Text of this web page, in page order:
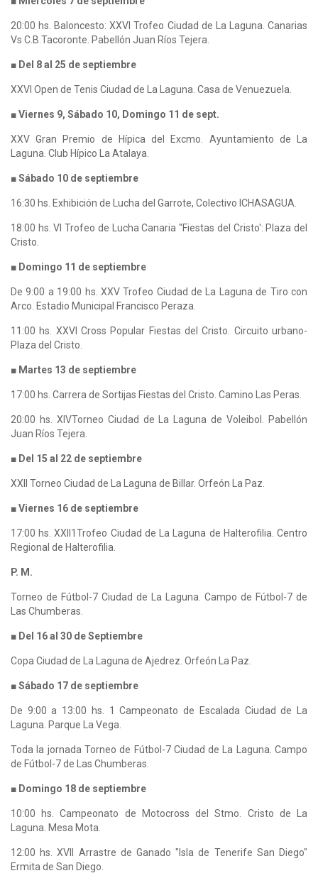
20:00 hs. Baloncesto: XXVI Trofeo Ciudad de La Laguna. Canarias
Vs C.B.Tacoronte. Pabellón Juan Ríos Tejera.
■ Del 8 al 25 de septiembre
XXVI Open de Tenis Ciudad de La Laguna. Casa de Venuezuela.
■ Viernes 9, Sábado 10, Domingo 11 de sept.
XXV Gran Premio de Hípica del Excmo. Ayuntamiento de La
Laguna. Club Hípico La Atalaya.
■ Sábado 10 de septiembre
16:30 hs. Exhibición de Lucha del Garrote, Colectivo ICHASAGUA.
18:00 hs. VI Trofeo de Lucha Canaria "Fiestas del Cristo': Plaza del
Cristo.
■ Domingo 11 de septiembre
De 9:00 a 19:00 hs. XXV Trofeo Ciudad de La Laguna de Tiro con
Arco. Estadio Municipal Francisco Peraza.
11:00 hs. XXVI Cross Popular Fiestas del Cristo. Circuito urbano-
Plaza del Cristo.
■ Martes 13 de septiembre
17:00 hs. Carrera de Sortijas Fiestas del Cristo. Camino Las Peras.
20:00 hs. XIVTorneo Ciudad de La Laguna de Voleibol. Pabellón
Juan Ríos Tejera.
■ Del 15 al 22 de septiembre
XXII Torneo Ciudad de La Laguna de Billar. Orfeón La Paz.
■ Viernes 16 de septiembre
17:00 hs. XXII1Trofeo Ciudad de La Laguna de Halterofilia. Centro
Regional de Halterofilia.
P. M.
Torneo de Fútbol-7 Ciudad de La Laguna. Campo de Fútbol-7 de
Las Chumberas.
■ Del 16 al 30 de Septiembre
Copa Ciudad de La Laguna de Ajedrez. Orfeón La Paz.
■ Sábado 17 de septiembre
De 9:00 a 13:00 hs. 1 Campeonato de Escalada Ciudad de La
Laguna. Parque La Vega.
Toda la jornada Torneo de Fútbol-7 Ciudad de La Laguna. Campo
de Fútbol-7 de Las Chumberas.
■ Domingo 18 de septiembre
10:00 hs. Campeonato de Motocross del Stmo. Cristo de La
Laguna. Mesa Mota.
12:00 hs. XVII Arrastre de Ganado "Isla de Tenerife San Diego"
Ermita de San Diego.